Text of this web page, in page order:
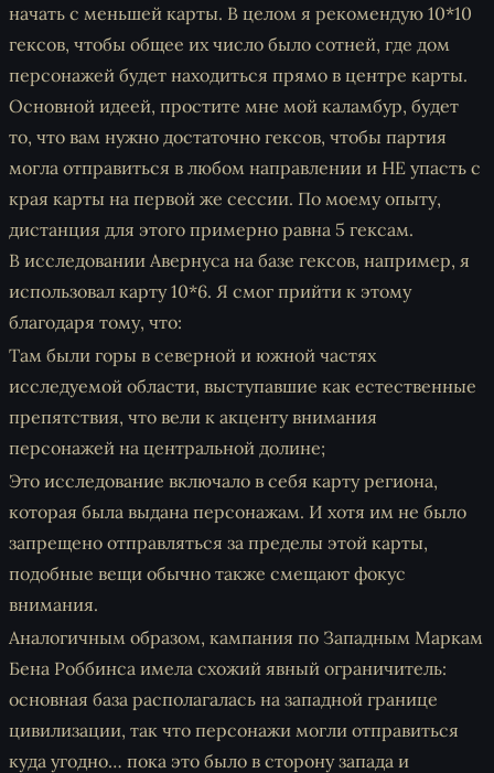
начать с меньшей карты. В целом я рекомендую 10*10
гексов, чтобы общее их число было сотней, где дом
персонажей будет находиться прямо в центре карты.
Основной идеей, простите мне мой каламбур, будет
то, что вам нужно достаточно гексов, чтобы партия
могла отправиться в любом направлении и НЕ упасть с
края карты на первой же сессии. По моему опыту,
дистанция для этого примерно равна 5 гексам.
В исследовании Авернуса на базе гексов, например, я
использовал карту 10*6. Я смог прийти к этому
благодаря тому, что:
Там были горы в северной и южной частях
исследуемой области, выступавшие как естественные
препятствия, что вели к акценту внимания
персонажей на центральной долине;
Это исследование включало в себя карту региона,
которая была выдана персонажам. И хотя им не было
запрещено отправляться за пределы этой карты,
подобные вещи обычно также смещают фокус
внимания.
Аналогичным образом, кампания по Западным Маркам
Бена Роббинса имела схожий явный ограничитель:
основная база располагалась на западной границе
цивилизации, так что персонажи могли отправиться
куда угодно… пока это было в сторону запада и